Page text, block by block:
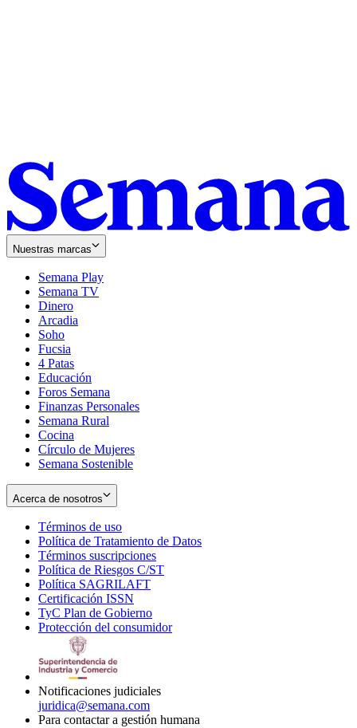
Nuestras marcas
Semana Play
Semana TV
Dinero
Arcadia
Soho
in
new
window
Fucsia
in
new
window
4 Patas
Educación
Foros Semana
Finanzas Personales
Semana Rural
Cocina
Círculo de Mujeres
Semana Sostenible
Acerca de nosotros
Términos de uso
in
new
window
Política de Tratamiento de Datos
Términos suscripciones
in
Política de Riesgos C/ST
Política SAGRILAFT
new
window
Certificación ISSN
in
new
TyC Plan de Gobierno
in
Protección del consumidorOpens
Notificaciones judiciales
juridica@semana.com
Para contactar a gestión humana